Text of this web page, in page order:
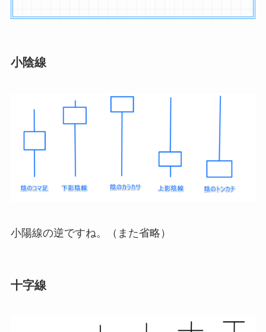
小陰線
小陽線の逆ですね。（また省略）
十字線